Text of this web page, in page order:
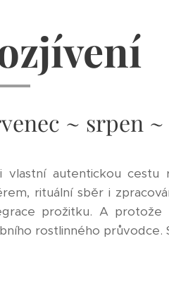
~ srpen ~
autentickou cestu
rituální sběr i
prožitku. A
rostlinného